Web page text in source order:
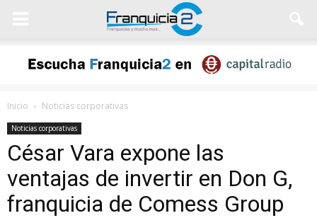
Inicio Noticias corporativas
Noticias corporativas
César Vara expone las
ventajas de invertir en Don G,
franquicia de Comess Group